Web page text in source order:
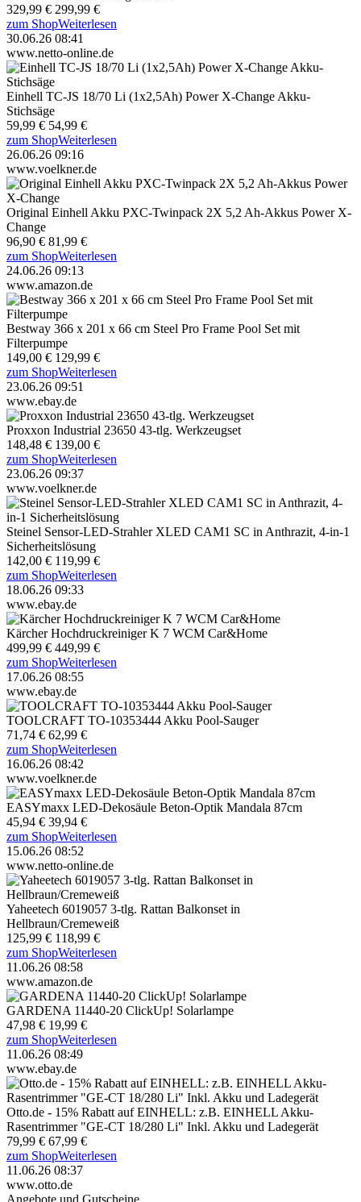
329,99 € 299,99 €
zum ShopWeiterlesen
30.06.26 08:41
www.netto-online.de
Einhell TC-JS 18/70 Li (1x2,5Ah) Power X-Change Akku-
Stichsäge
59,99 € 54,99 €
zum ShopWeiterlesen
26.06.26 09:16
www.voelkner.de
Original Einhell Akku PXC-Twinpack 2X 5,2 Ah-Akkus Power X-
Change
96,90 € 81,99 €
zum ShopWeiterlesen
24.06.26 09:13
www.amazon.de
Bestway 366 x 201 x 66 cm Steel Pro Frame Pool Set mit
Filterpumpe
149,00 € 129,99 €
zum ShopWeiterlesen
23.06.26 09:51
www.ebay.de
Proxxon Industrial 23650 43-tlg. Werkzeugset
148,48 € 139,00 €
zum ShopWeiterlesen
23.06.26 09:37
www.voelkner.de
Steinel Sensor-LED-Strahler XLED CAM1 SC in Anthrazit, 4-in-1
Sicherheitslösung
142,00 € 119,99 €
zum ShopWeiterlesen
18.06.26 09:33
www.ebay.de
Kärcher Hochdruckreiniger K 7 WCM Car&Home
499,99 € 449,99 €
zum ShopWeiterlesen
17.06.26 08:55
www.ebay.de
TOOLCRAFT TO-10353444 Akku Pool-Sauger
71,74 € 62,99 €
zum ShopWeiterlesen
16.06.26 08:42
www.voelkner.de
EASYmaxx LED-Dekosäule Beton-Optik Mandala 87cm
45,94 € 39,94 €
zum ShopWeiterlesen
15.06.26 08:52
www.netto-online.de
Yaheetech 6019057 3-tlg. Rattan Balkonset in
Hellbraun/Cremeweiß
125,99 € 118,99 €
zum ShopWeiterlesen
11.06.26 08:58
www.amazon.de
GARDENA 11440-20 ClickUp! Solarlampe
47,98 € 19,99 €
zum ShopWeiterlesen
11.06.26 08:49
www.ebay.de
Otto.de - 15% Rabatt auf EINHELL: z.B. EINHELL Akku-
Rasentrimmer "GE-CT 18/280 Li" Inkl. Akku und Ladegerät
79,99 € 67,99 €
zum ShopWeiterlesen
11.06.26 08:37
www.otto.de
Angebote und Gutscheine